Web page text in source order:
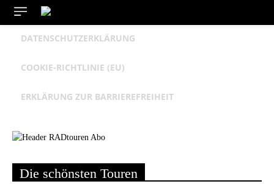
MEDIADATEN
DATENSCHUTZERKLÄRUNG
COOKIE-RICHTLINIE (EU)
ERKLÄRUNG ZUR BARRIEREFREIHEIT
Die schönsten Touren